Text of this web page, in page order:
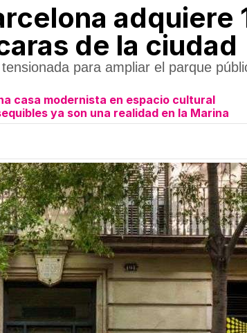
adquiere
de la ciudad
para ampliar el parque
casa modernista en espacio cultural
ya son una realidad en la Marina